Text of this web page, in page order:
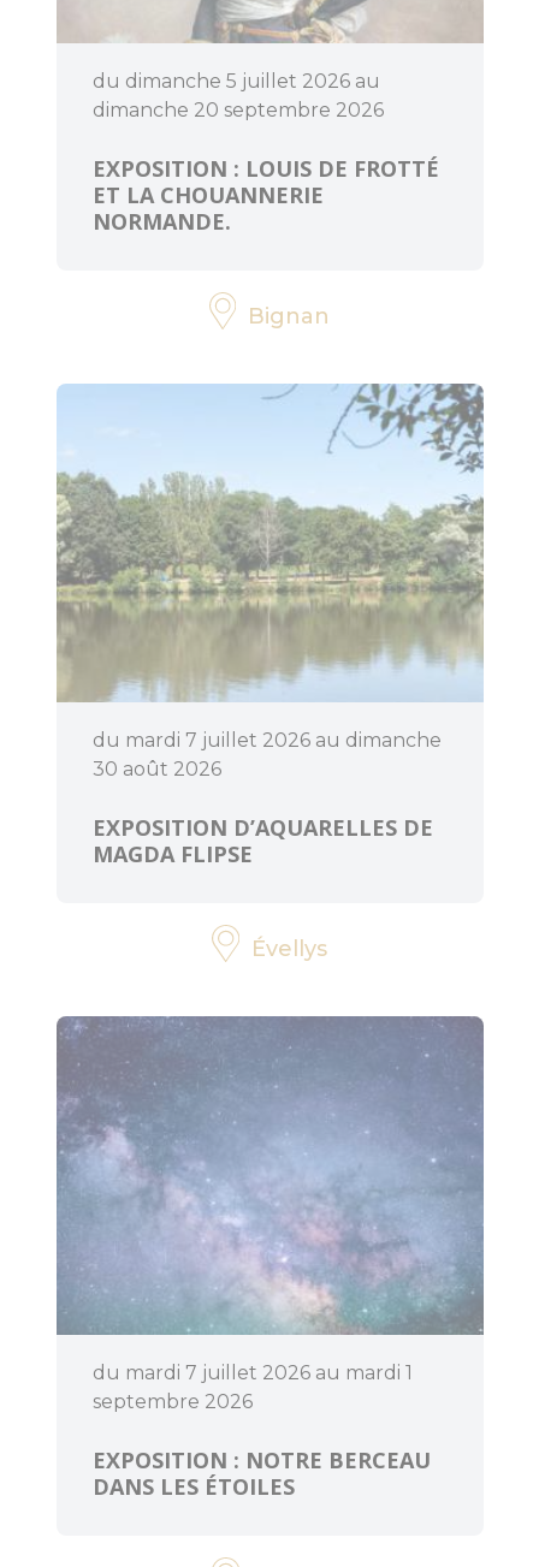
BOUGER
A voir, à faire
Randonnée,
Les enquêtes
Piste et Trésor :
Les mégalithes
de Lanvaux
Loisirs
aquatiques
Aires de jeux
du dimanche 5 juillet 2026 au
dimanche 20 septembre 2026
EXPOSITION : LOUIS DE FROTTÉ
ET LA CHOUANNERIE
NORMANDE.
Bignan
du mardi 7 juillet 2026 au dimanche
30 août 2026
EXPOSITION D’AQUARELLES DE
MAGDA FLIPSE
Évellys
du mardi 7 juillet 2026 au mardi 1
septembre 2026
EXPOSITION : NOTRE BERCEAU
DANS LES ÉTOILES